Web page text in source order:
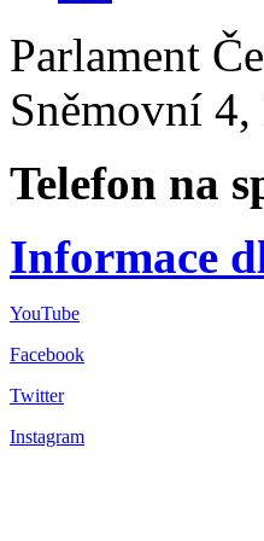
Parlament
Sněmovní 4,
Telefon na
Informace
YouTube
Facebook
Twitter
Instagram